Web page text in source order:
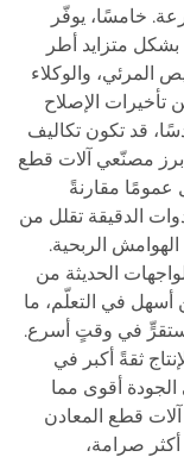
خامسًا، يوفّر
متزايد أطر
المرئي، والوكلاء
تأخيرات الإصلاح
قد تكون تكاليف
أبرز مصنّعي آلات قطع
عمومًا مقارنةً
الدقيقة تقلل من
الربحية.
الحديثة من
أسهل في التعلّم، ما
في وقتٍ أسرع.
ثقةً أكبر في
الجودة أقوى مما
قطع المعادن
أكثر صرامة،